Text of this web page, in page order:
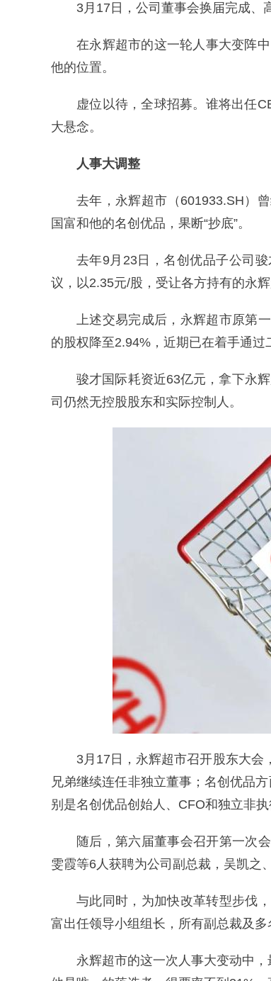
3月17日，公司董事会换届完成、
在永辉超市的这一轮人事大变阵
他的位置。
虚位以待，全球招募。谁将出任
大悬念。
人事大调整
去年，永辉超市（601933.SH）
国富和他的名创优品，果断“抄底”。
去年9月23日，名创优品子公司
议，以2.35元/股，受让各方持有的永
上述交易完成后，永辉超市原第
的股权降至2.94%，近期已在着手通过
骏才国际耗资近63亿元，拿下永
司仍然无控股股东和实际控制人。
3月17日，永辉超市召开股东大会
兄弟继续连任非独立董事；名创优品
别是名创优品创始人、CFO和独立非执
随后，第六届董事会召开第一次
雯霞等6人获聘为公司副总裁，吴凯之
与此同时，为加快改革转型步伐
富出任领导小组组长，所有副总裁及多
永辉超市的这一次人事大变动中